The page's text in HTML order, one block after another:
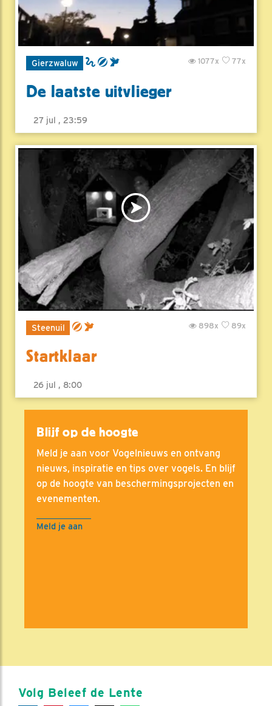
Gierzwaluw 77x
1077x
De laatste uitvlieger
27 jul , 23:59
Steenuil 89x
898x
Startklaar
26 jul , 8:00
Blijf op de hoogte
Meld je aan voor Vogelnieuws en ontvang
nieuws, inspiratie en tips over vogels. En blijf
op de hoogte van beschermingsprojecten en
evenementen.
Meld je aan
Volg Beleef de Lente